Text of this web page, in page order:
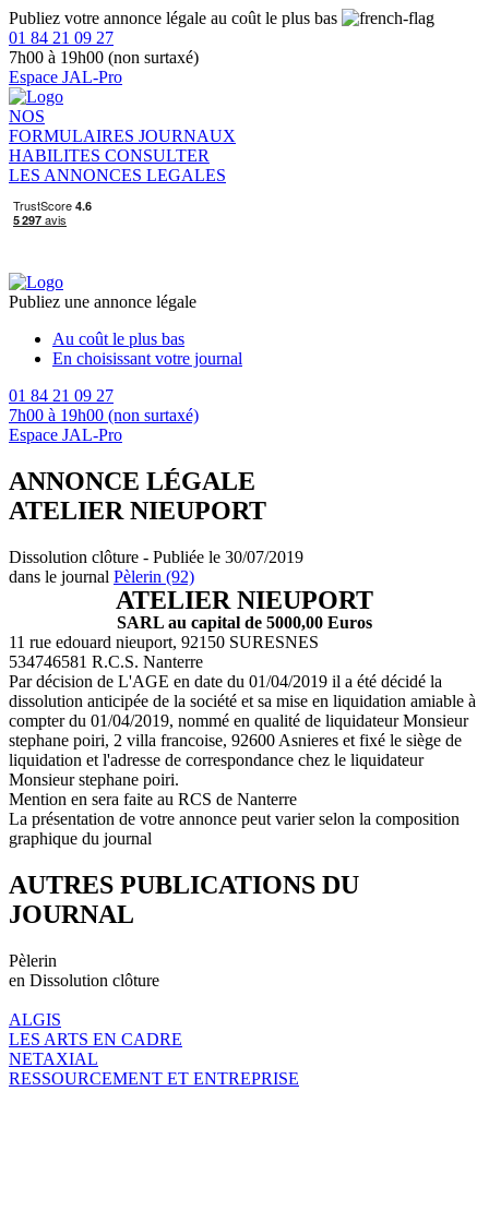
Publiez votre annonce légale au coût le plus bas
01 84 21 09 27
7h00 à 19h00 (non surtaxé)
Espace JAL-Pro
NOS
FORMULAIRES JOURNAUX
HABILITES CONSULTER
LES ANNONCES LEGALES
Publiez une annonce légale
Au coût le plus bas
En choisissant votre journal
01 84 21 09 27
7h00 à 19h00 (non surtaxé)
Espace JAL-Pro
ANNONCE LÉGALE
ATELIER NIEUPORT
Dissolution clôture - Publiée le 30/07/2019
dans le journal Pèlerin (92)
ATELIER NIEUPORT
SARL au capital de 5000,00 Euros
11 rue edouard nieuport, 92150 SURESNES
534746581 R.C.S. Nanterre
Par décision de L'AGE en date du 01/04/2019 il a été décidé la
dissolution anticipée de la société et sa mise en liquidation amiable à
compter du 01/04/2019, nommé en qualité de liquidateur Monsieur
stephane poiri, 2 villa francoise, 92600 Asnieres et fixé le siège de
liquidation et l'adresse de correspondance chez le liquidateur
Monsieur stephane poiri.
Mention en sera faite au RCS de Nanterre
La présentation de votre annonce peut varier selon la composition
graphique du journal
AUTRES PUBLICATIONS DU
JOURNAL
Pèlerin
en Dissolution clôture
ALGIS
LES ARTS EN CADRE
NETAXIAL
RESSOURCEMENT ET ENTREPRISE